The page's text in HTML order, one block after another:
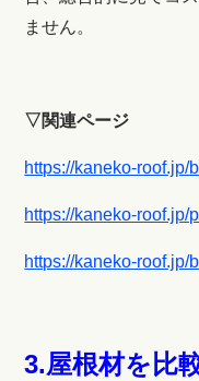
ません。
▽関連ページ
https://kaneko-roof.jp/
https://kaneko-roof.jp/
https://kaneko-roof.jp/
3.屋根材を比